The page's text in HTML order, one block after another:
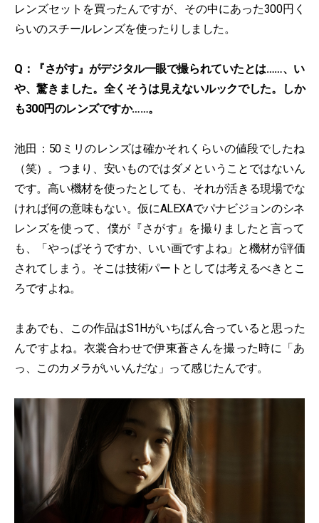
レンズセットを買ったんですが、その中にあった300円く
らいのスチールレンズを使ったりしました。
Q：『さがす』がデジタル一眼で撮られていたとは……、い
や、驚きました。全くそうは見えないルックでした。しか
も300円のレンズですか……。
池田：50ミリのレンズは確かそれくらいの値段でしたね
（笑）。つまり、安いものではダメということではないん
です。高い機材を使ったとしても、それが活きる現場でな
ければ何の意味もない。仮にALEXAでパナビジョンのシネ
レンズを使って、僕が『さがす』を撮りましたと言って
も、「やっぱそうですか、いい画ですよね」と機材が評価
されてしまう。そこは技術パートとしては考えるべきとこ
ろですよね。
まあでも、この作品はS1Hがいちばん合っていると思った
んですよね。衣裳合わせで伊東蒼さんを撮った時に「あ
っ、このカメラがいいんだな」って感じたんです。